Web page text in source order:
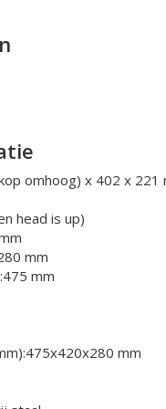
omhoog) x 402 x 221
head is up)
mm
475 mm
475x420x280 mm